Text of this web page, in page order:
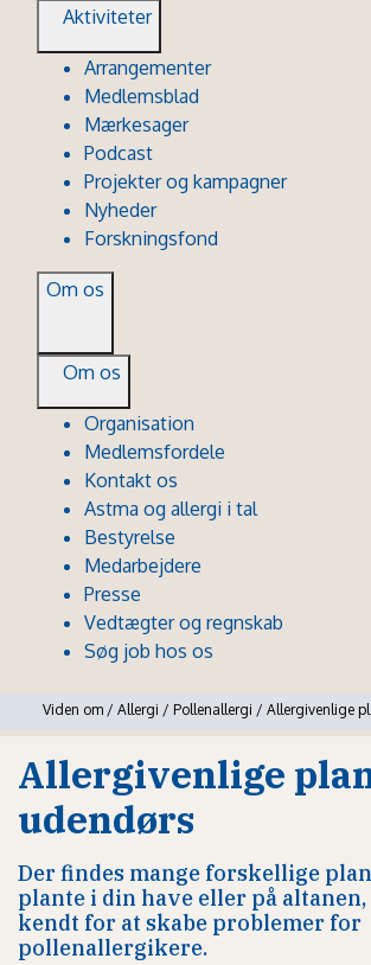
Aktiviteter
Arrangementer
Medlemsblad
Mærkesager
Podcast
Projekter og kampagner
Nyheder
Forskningsfond
Om os
Om os
Organisation
Medlemsfordele
Kontakt os
Astma og allergi i tal
Bestyrelse
Medarbejdere
Presse
Vedtægter og regnskab
Søg job hos os
Viden om / Allergi / Pollenallergi / Allergivenlige
Allergivenlige
udendørs
Der findes mange forskellige
plante i din have eller på
kendt for at skabe problemer for
pollenallergikere.